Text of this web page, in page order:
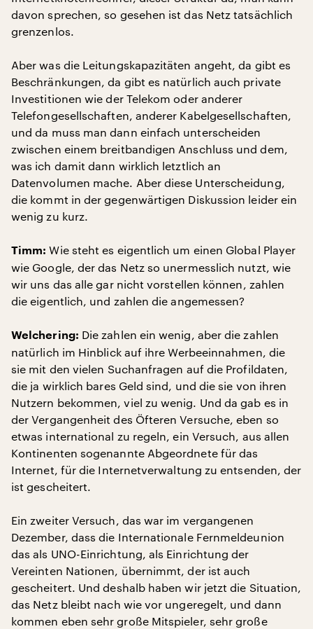
davon sprechen, so gesehen ist das Netz tatsächlich
grenzenlos.
Aber was die Leitungskapazitäten angeht, da gibt es
Beschränkungen, da gibt es natürlich auch private
Investitionen wie der Telekom oder anderer
Telefongesellschaften, anderer Kabelgesellschaften,
und da muss man dann einfach unterscheiden
zwischen einem breitbandigen Anschluss und dem,
was ich damit dann wirklich letztlich an
Datenvolumen mache. Aber diese Unterscheidung,
die kommt in der gegenwärtigen Diskussion leider ein
wenig zu kurz.
Timm: Wie steht es eigentlich um einen Global Player
wie Google, der das Netz so unermesslich nutzt, wie
wir uns das alle gar nicht vorstellen können, zahlen
die eigentlich, und zahlen die angemessen?
Welchering: Die zahlen ein wenig, aber die zahlen
natürlich im Hinblick auf ihre Werbeeinnahmen, die
sie mit den vielen Suchanfragen auf die Profildaten,
die ja wirklich bares Geld sind, und die sie von ihren
Nutzern bekommen, viel zu wenig. Und da gab es in
der Vergangenheit des Öfteren Versuche, eben so
etwas international zu regeln, ein Versuch, aus allen
Kontinenten sogenannte Abgeordnete für das
Internet, für die Internetverwaltung zu entsenden, der
ist gescheitert.
Ein zweiter Versuch, das war im vergangenen
Dezember, dass die Internationale Fernmeldeunion
das als UNO-Einrichtung, als Einrichtung der
Vereinten Nationen, übernimmt, der ist auch
gescheitert. Und deshalb haben wir jetzt die Situation,
das Netz bleibt nach wie vor ungeregelt, und dann
kommen eben sehr große Mitspieler, sehr große